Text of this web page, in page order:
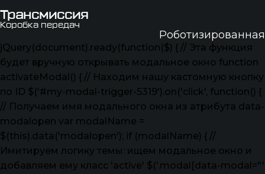
Трансмиссия
Коробка передач
Роботизированная
jQuery(document).ready(function($) { // Эта функция
будет вручную открывать модальное окно function
activateModal() { // Находим нашу кастомную кнопку
по ID $('#my-modal-trigger-5319').on('click', function() {
// Получаем имя модального окна из атрибута data-
modalopen var modalName =
$(this).data('modalopen'); if (modalName) { //
Имитируем логику темы: ищем модальное окно и
добавляем ему класс 'active' $('.modal[data-modal="'